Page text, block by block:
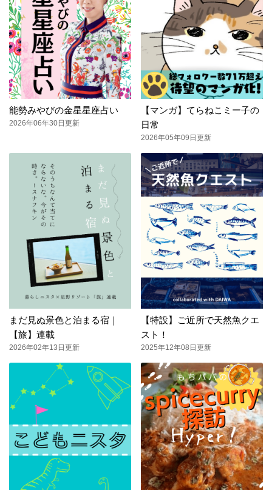
能勢みやびの金星星座占い
2026年06年30日更新
【マンガ】てらねこミー子の
日常
2026年05年09日更新
まだ見ぬ景色と泊まる宿｜
【旅】連載
2026年02年13日更新
【特設】ご近所で天然魚クエ
スト！
2025年12年08日更新